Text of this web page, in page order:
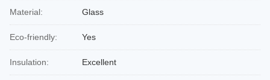
Material: Glass
Eco-friendly: Yes
Insulation: Excellent